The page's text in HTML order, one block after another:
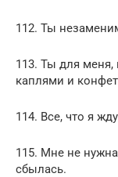
112. Ты
113. Ты для
каплями и
114. Все, что я
115. Мне не
сбылась.